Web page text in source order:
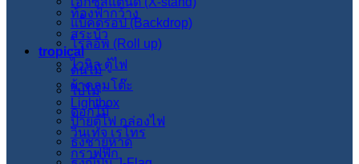
แบ็คดรอป (Backdrop)
โรลอัพ (Roll up)
ไวนิล ตู้ไฟ
ผ้าคลุมโต๊ะ
Lightbox
ป้ายตู้ไฟ กล่องไฟ
ธงชายหาด
ท้องฟ้ากว้าง
สระบัว
tropical
ต้นไม้
ใบไม้
ดอกไม้
วินเทจ เรโทร
กราฟฟิก